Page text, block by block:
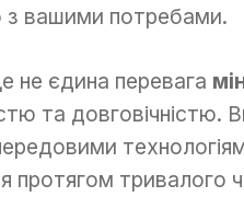
з вашими потребами.
не єдина перевага
та довговічністю.
протягом тривалого